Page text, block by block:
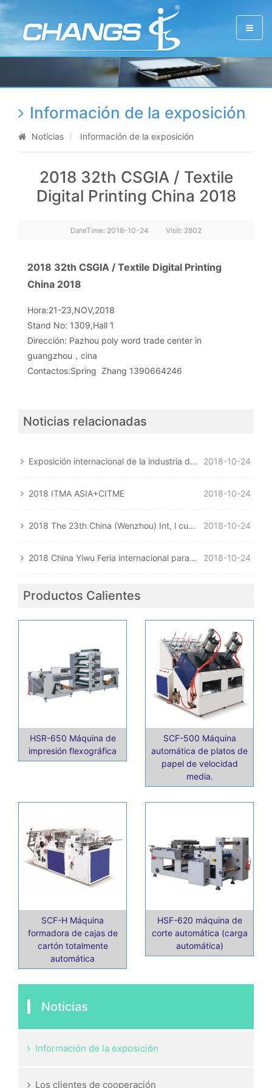
Información de la exposición
Noticias Información de la exposición
2018 32th CSGIA / Textile
Digital Printing China 2018
DateTime: 2018-10-24 Visit: 2802
2018 32th CSGIA / Textile Digital Printing
China 2018
Hora:21-23,NOV,2018
Stand No: 1309,Hall 1
Dirección: Pazhou poly word trade center in
guangzhou，cina
Contactos:Spring Zhang 1390664246
Noticias relacionadas
2018-10-24
Exposición internacional de la industria de la impresión de la ropa de China 2018 (Guangdong Humen)
2018-10-24
2018 ITMA ASIA+CITME
2018-10-24
2018 The 23th China (Wenzhou) Int, l cuero, calzado Material de calzado Machinery Fair
2018-10-24
2018 China Yiwu Feria internacional para la industria de impresión textil
Productos Calientes
HSR-650 Máquina de
impresión flexográfica
SCF-500 Máquina
automática de platos de
papel de velocidad
media.
SCF-H Máquina
formadora de cajas de
cartón totalmente
automática
HSF-620 máquina de
corte automática (carga
automática)
Noticias
Información de la exposición
Los clientes de cooperación